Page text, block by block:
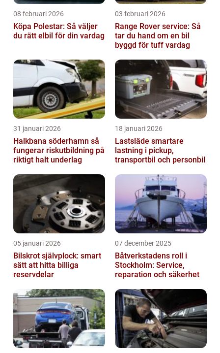
08 februari 2026
Köpa Polestar: Så väljer
du rätt elbil för din vardag
03 februari 2026
Range Rover service: Så
tar du hand om en bil
byggd för tuff vardag
31 januari 2026
Halkbana söderhamn så
fungerar riskutbildning på
riktigt halt underlag
18 januari 2026
Lastsläde smartare
lastning i pickup,
transportbil och personbil
05 januari 2026
Bilskrot självplock: smart
sätt att hitta billiga
reservdelar
07 december 2025
Båtverkstadens roll i
Stockholm: Service,
reparation och säkerhet